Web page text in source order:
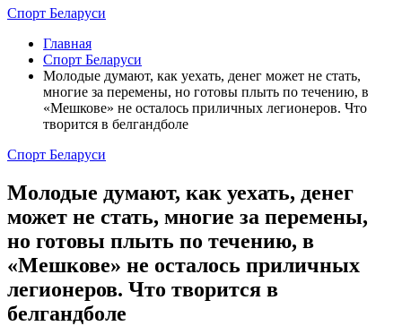
Спорт Беларуси
Главная
Спорт Беларуси
Молодые думают, как уехать, денег может не стать,
многие за перемены, но готовы плыть по течению, в
«Мешкове» не осталось приличных легионеров. Что
творится в белгандболе
Спорт Беларуси
Молодые думают, как уехать, денег
может не стать, многие за перемены,
но готовы плыть по течению, в
«Мешкове» не осталось приличных
легионеров. Что творится в
белгандболе